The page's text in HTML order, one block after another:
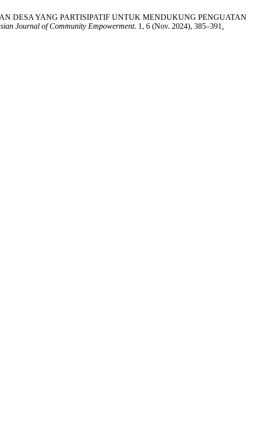
DESA YANG PARTISIPATIF UNTUK MENDUKUNG PENGUATAN
Journal of Community Empowerment. 1, 6 (Nov. 2024), 385–391 .